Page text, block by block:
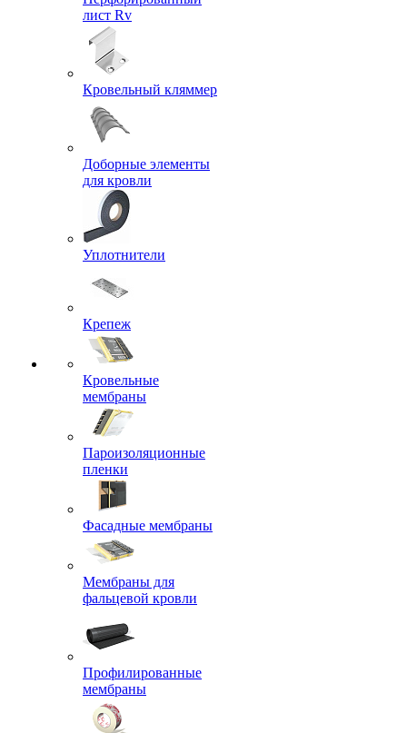
лист Rv
Кровельный кляммер
Доборные элементы
для кровли
Уплотнители
Крепеж
Кровельные
мембраны
Пароизоляционные
пленки
Фасадные мембраны
Мембраны для
фальцевой кровли
Профилированные
мембраны